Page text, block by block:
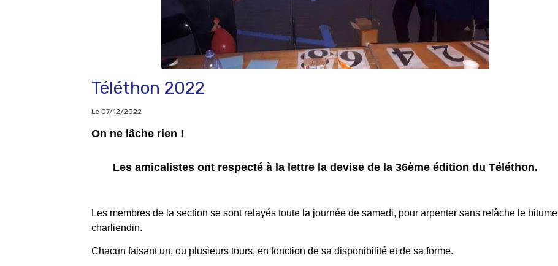
Téléthon 2022
Le 07/12/2022
On ne lâche rien !
Les amicalistes ont respecté à la lettre la devise de la 36ème édition du Téléthon.
Les membres de la section se sont relayés toute la journée de samedi, pour arpenter sans relâche le bitume
charliendin.
Chacun faisant un, ou plusieurs tours, en fonction de sa disponibilité et de sa forme.